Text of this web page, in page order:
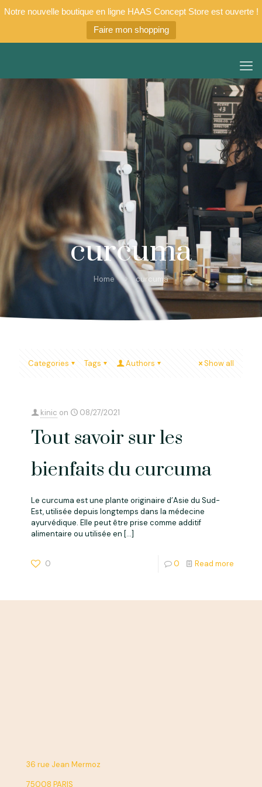
Notre nouvelle boutique en ligne HAAS Concept Store est ouverte !
Faire mon shopping
curcuma
Home curcuma
Categories Tags Authors Show all
kinic on 08/27/2021
Tout savoir sur les
bienfaits du curcuma
Le curcuma est une plante originaire d’Asie du Sud-
Est, utilisée depuis longtemps dans la médecine
ayurvédique. Elle peut être prise comme additif
alimentaire ou utilisée en […]
0 0 Read more
36 rue Jean Mermoz
75008 PARIS